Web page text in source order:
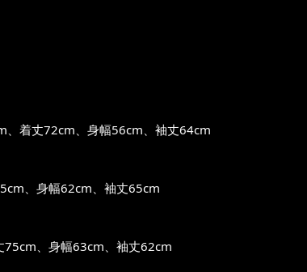
、着丈72cm、身幅56cm、袖丈64cm
、身幅62cm、袖丈65cm
75cm、身幅63cm、袖丈62cm